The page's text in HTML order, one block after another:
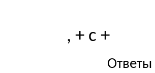
, + с +
Ответы